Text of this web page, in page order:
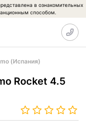
в ознакомительных
способом.
(Испания)
Rocket 4.5